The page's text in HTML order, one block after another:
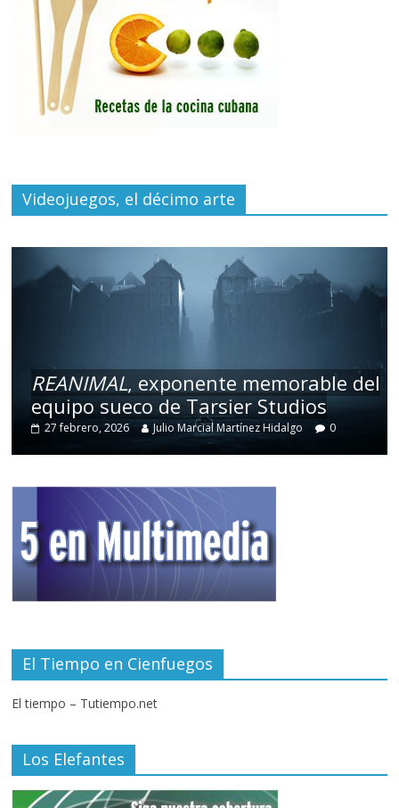
Videojuegos, el décimo arte
REANIMAL, exponente memorable del
equipo sueco de Tarsier Studios
27 febrero, 2026 Julio Marcial Martínez Hidalgo 0
El Tiempo en Cienfuegos
El tiempo – Tutiempo.net
Los Elefantes